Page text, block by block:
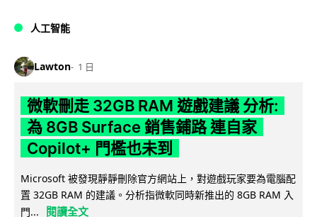
人工智能
Lawton 1 日
微軟刪走 32GB RAM 遊戲建議 分析:
為 8GB Surface 銷售鋪路 連自家
Copilot+ 門檻也未到
Microsoft 被發現靜靜刪除官方網站上，對遊戲玩家要為電腦配
置 32GB RAM 的建議。分析指微軟同時新推出的 8GB RAM 入
門...
閱讀全文